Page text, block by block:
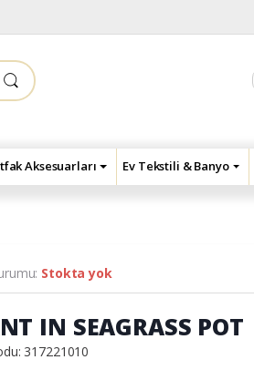
Aksesuarları Ev Tekstili & Banyo
Stokta yok
IN SEAGRASS POT
317221010